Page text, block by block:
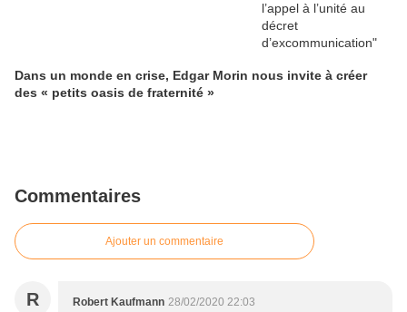
Dans un monde en crise, Edgar Morin nous invite à créer
des « petits oasis de fraternité »
Commentaires
Ajouter un commentaire
R Robert Kaufmann 28/02/2020 22:03